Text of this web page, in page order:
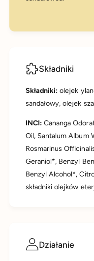
Składniki
Składniki: olejek
sandałowy, olejek
INCI: Cananga
Oil, Santalum Album
Rosmarinus
Geraniol*, Benzyl
Benzyl Alcohol*,
składniki olejków
Działanie